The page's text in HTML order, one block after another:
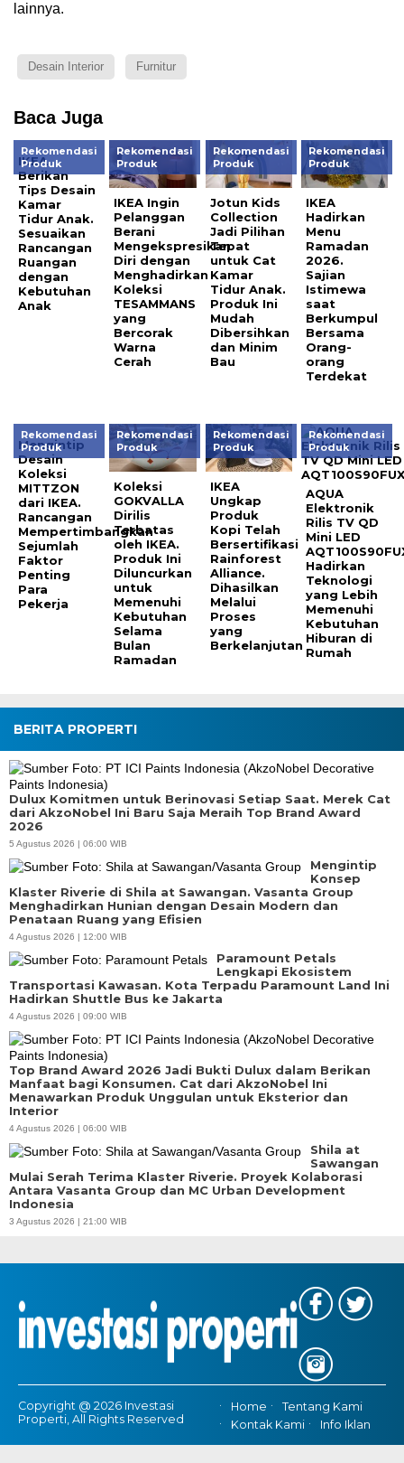
lainnya.
Desain Interior Furnitur
Baca Juga
Rekomendasi
Produk
IKEA
Berikan
Tips Desain
Kamar
Tidur Anak.
Sesuaikan
Rancangan
Ruangan
dengan
Kebutuhan
Anak
Rekomendasi
Produk
IKEA Ingin
Pelanggan
Berani
Mengekspresikan
Diri dengan
Menghadirkan
Koleksi
TESAMMANS
yang
Bercorak
Warna
Cerah
Rekomendasi
Produk
Jotun Kids
Collection
Jadi Pilihan
Tepat
untuk Cat
Kamar
Tidur Anak.
Produk Ini
Mudah
Dibersihkan
dan Minim
Bau
Rekomendasi
Produk
IKEA
Hadirkan
Menu
Ramadan
2026.
Sajian
Istimewa
saat
Berkumpul
Bersama
Orang-
orang
Terdekat
Rekomendasi
Produk
Mengintip
Desain
Koleksi
MITTZON
dari IKEA.
Rancangan
Mempertimbangkan
Sejumlah
Faktor
Penting
Para
Pekerja
Rekomendasi
Produk
Koleksi
GOKVALLA
Dirilis
Terbatas
oleh IKEA.
Produk Ini
Diluncurkan
untuk
Memenuhi
Kebutuhan
Selama
Bulan
Ramadan
Rekomendasi
Produk
IKEA
Ungkap
Produk
Kopi Telah
Bersertifikasi
Rainforest
Alliance.
Dihasilkan
Melalui
Proses
yang
Berkelanjutan
Rekomendasi
Produk
AQUA
Elektronik
Rilis TV QD
Mini LED
Hadirkan
Teknologi
yang Lebih
Memenuhi
Kebutuhan
Hiburan di
Rumah
BERITA PROPERTI
Dulux Komitmen untuk Berinovasi Setiap Saat. Merek Cat
dari AkzoNobel Ini Baru Saja Meraih Top Brand Award
2026
5 Agustus 2026 | 06:00 WIB
Mengintip
Konsep
Klaster Riverie di Shila at Sawangan. Vasanta Group
Menghadirkan Hunian dengan Desain Modern dan
Penataan Ruang yang Efisien
4 Agustus 2026 | 12:00 WIB
Paramount Petals
Lengkapi Ekosistem
Transportasi Kawasan. Kota Terpadu Paramount Land Ini
Hadirkan Shuttle Bus ke Jakarta
4 Agustus 2026 | 09:00 WIB
Top Brand Award 2026 Jadi Bukti Dulux dalam Berikan
Manfaat bagi Konsumen. Cat dari AkzoNobel Ini
Menawarkan Produk Unggulan untuk Eksterior dan
Interior
4 Agustus 2026 | 06:00 WIB
Shila at
Sawangan
Mulai Serah Terima Klaster Riverie. Proyek Kolaborasi
Antara Vasanta Group dan MC Urban Development
Indonesia
3 Agustus 2026 | 21:00 WIB
Copyright @ 2026 Investasi
Properti, All Rights Reserved
Home
Tentang Kami
Kontak Kami
Info Iklan